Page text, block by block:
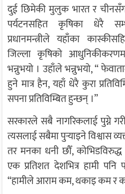
दुई छिमेकी मुलुक भारत र
पर्यटनसहित कृषिका धेरै
प्रधानमन्त्रीले यहाँका
जिल्ला कृषिको
भन्नुभयो । उहाँले भन्नुभयो, “
हुने मात्र हैन, यहाँ धेरै कुरा
सपना प्रतिविम्बित हुन्छन् ।”
सरकारले सबै नागरिकलाई पुग्ने
त्यसलाई सबैमा पुर्‍याइने विश्वास
तर मनका धनी छौँ, कोभिडविरुद्ध
एक प्रतिशत देशभित्र हामी पनि
“हामीले आराम कम, थकाइ कम र